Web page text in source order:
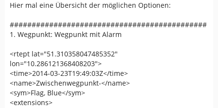
Hier mal eine Übersicht der möglichen Optionen:
#############################################
1. Wegpunkt: Wegpunkt mit Alarm
<rtept lat="51.310358047485352"
lon="10.286121368408203">
<time>2014-03-23T19:49:03Z</time>
<name>Zwischenwegpunkt-</name>
<sym>Flag, Blue</sym>
<extensions>